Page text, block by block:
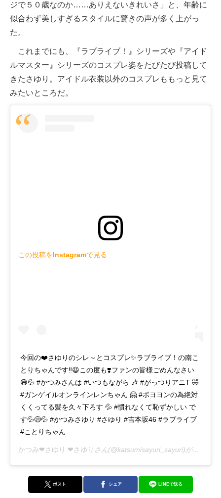
ジで５０歳なのか……ありえないきれいさ」と、年齢に
似合わず美しすぎるスタイルに驚きの声が多く上がっ
た。
これまでにも、『ラブライブ！』シリーズや『アイド
ルマスター』シリーズのコスプレ姿をたびたび投稿して
きたさゆり。アイドル衣装以外のコスプレももっと見て
みたいところだ。
この投稿をInstagramで見る
今回の❤️さゆりのシレ～とコスプレ✨ラブライブ！の南こ
とりちゃんです‼️😆この度も❣️ファンの皆様ごめんなさい
😅💦 #かつみさんは #いつもながら 🎶 #がっつりアニT 🤣
#ガンゲイルオンラインレンちゃん 🤗 #ボヨヨンの為絶対
くくってる髪を久々下ろす 💦 #慣れなくて恥ずかしい で
す💦😅💦 #かつみさゆり #さゆり #吉本坂46 #ラブライブ
#ことりちゃん
かつみ❤さゆり ❤さゆり さん(@katsumisayuri_sayuri)がシェアした投稿 -
ポスト シェア LINEで送る